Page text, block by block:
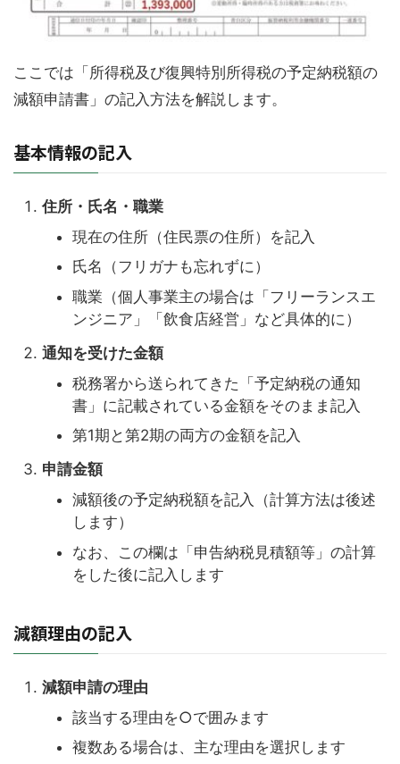
ここでは「所得税及び復興特別所得税の予定納税額の
減額申請書」の記入方法を解説します。
基本情報の記入
住所・氏名・職業
現在の住所（住民票の住所）を記入
氏名（フリガナも忘れずに）
職業（個人事業主の場合は「フリーランスエ
ンジニア」「飲食店経営」など具体的に）
通知を受けた金額
税務署から送られてきた「予定納税の通知
書」に記載されている金額をそのまま記入
第1期と第2期の両方の金額を記入
申請金額
減額後の予定納税額を記入（計算方法は後述
します）
なお、この欄は「申告納税見積額等」の計算
をした後に記入します
減額理由の記入
減額申請の理由
該当する理由を○で囲みます
複数ある場合は、主な理由を選択します